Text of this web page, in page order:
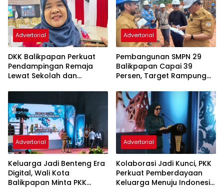
Advertorial
DKK Balikpapan Perkuat
Pendampingan Remaja
Lewat Sekolah dan
Advertorial
Pembangunan SMPN 29
Balikpapan Capai 39
Persen, Target Rampung
Advertorial
Keluarga Jadi Benteng Era
Digital, Wali Kota
Balikpapan Minta PKK
Advertorial
Kolaborasi Jadi Kunci, PKK
Perkuat Pemberdayaan
Keluarga Menuju Indonesia